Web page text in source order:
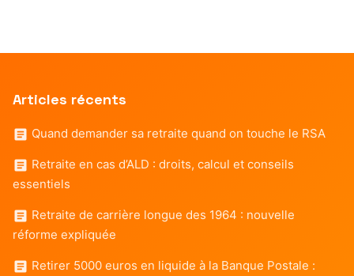
Articles récents
Quand demander sa retraite quand on touche le RSA
Retraite en cas d’ALD : droits, calcul et conseils
essentiels
Retraite de carrière longue des 1964 : nouvelle
réforme expliquée
Retirer 5000 euros en liquide à la Banque Postale :